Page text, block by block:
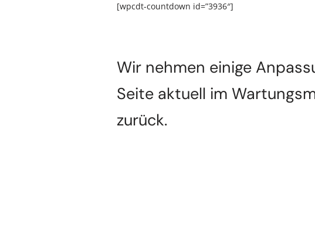
[wpcdt-countdown id=”3936″]
Wir nehmen einige
Seite aktuell im
zurück.